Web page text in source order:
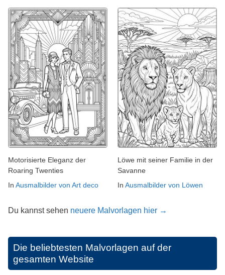
Motorisierte Eleganz der
Roaring Twenties
In Ausmalbilder von Art deco
Löwe mit seiner Familie in der
Savanne
In Ausmalbilder von Löwen
Du kannst sehen neuere Malvorlagen hier →
Die beliebtesten Malvorlagen auf der
gesamten Website